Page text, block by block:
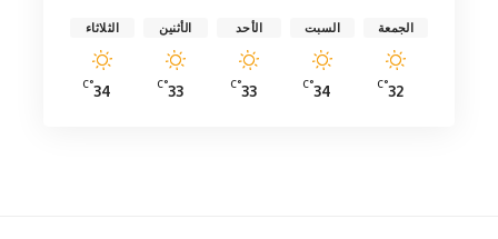
الجمعة
32
°C
السبت
34
°C
الأحد
33
°C
الأثنين
33
°C
الثلاثاء
34
°C